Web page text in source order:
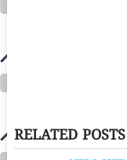
RELATED POSTS